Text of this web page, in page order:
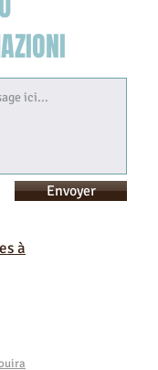
Envoyer
à